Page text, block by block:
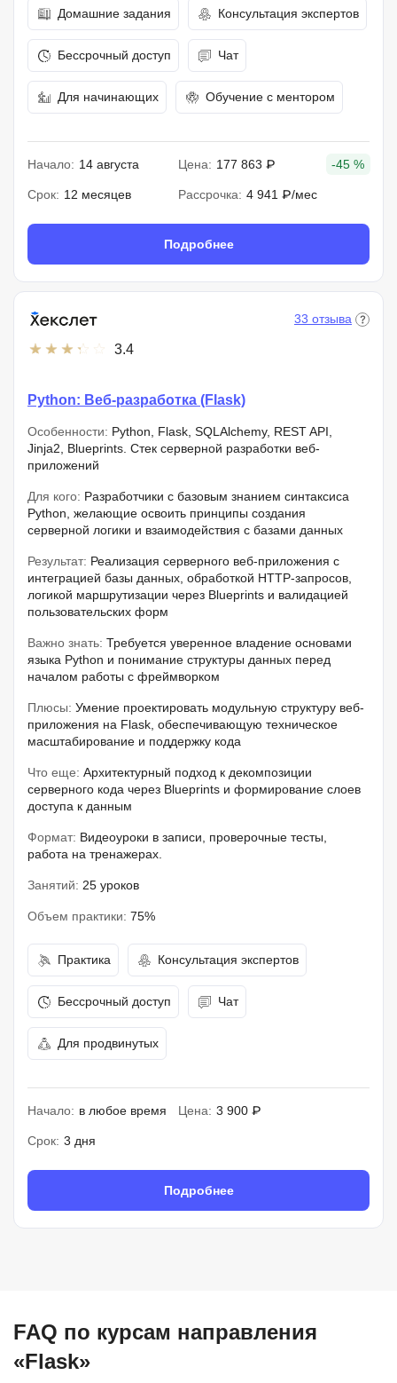
Домашние задания Консультация экспертов
Бессрочный доступ Чат
Для начинающих Обучение с ментором
Начало: 14 августа Цена: 177 863 ₽ -45 %
Срок: 12 месяцев Рассрочка: 4 941 ₽/мес
Подробнее
3.4
33 отзыва
Python: Веб-разработка (Flask)
Особенности: Python, Flask, SQLAlchemy, REST API,
Jinja2, Blueprints. Стек серверной разработки веб-
приложений
Для кого: Разработчики с базовым знанием синтаксиса
Python, желающие освоить принципы создания
серверной логики и взаимодействия с базами данных
Результат: Реализация серверного веб-приложения с
интеграцией базы данных, обработкой HTTP-запросов,
логикой маршрутизации через Blueprints и валидацией
пользовательских форм
Важно знать: Требуется уверенное владение основами
языка Python и понимание структуры данных перед
началом работы с фреймворком
Плюсы: Умение проектировать модульную структуру веб-
приложения на Flask, обеспечивающую техническое
масштабирование и поддержку кода
Что еще: Архитектурный подход к декомпозиции
серверного кода через Blueprints и формирование слоев
доступа к данным
Формат: Видеоуроки в записи, проверочные тесты,
работа на тренажерах.
Занятий: 25 уроков
Объем практики: 75%
Практика Консультация экспертов
Бессрочный доступ Чат
Для продвинутых
Начало: в любое время Цена: 3 900 ₽
Срок: 3 дня
Подробнее
FAQ по курсам направления
«Flask»